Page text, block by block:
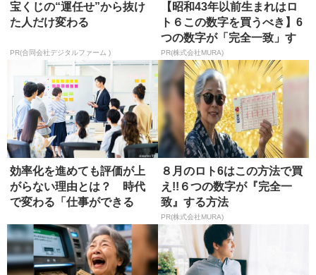
宝くじの“運任せ”から抜け
た人だけ変わる
PR(合同会社デジタルファーム )
【昭和43年以前生まれはロ
ト６この数字を買うべき】6
つの数字が「完全一致」す
る方...
PR(株式会社MURA)
効率化を進めても評価が上
がらない理由とは？ 時代
で変わる「仕事ができる
８月のロト6はこの方法で買
え!!６つの数字が『完全一
致』する方法
PR(株式会社MURA)